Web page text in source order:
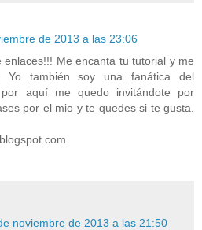
de 2013 a las 23:06
enlaces!!! Me encanta tu tutorial y me
Yo también soy una fanática del
aquí me quedo invitándote por
por el mio y te quedes si te gusta.
noviembre de 2013 a las 21:50